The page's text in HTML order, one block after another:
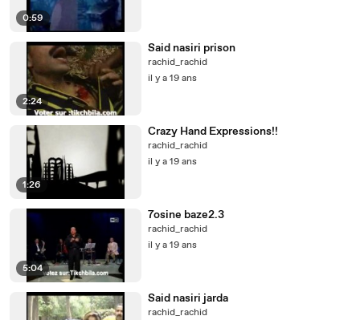
0:59
2:24
Said nasiri prison
rachid_rachid
il y a 19 ans
1:26
Crazy Hand Expressions!!
rachid_rachid
il y a 19 ans
5:04
7osine baze2.3
rachid_rachid
il y a 19 ans
Said nasiri jarda
rachid_rachid